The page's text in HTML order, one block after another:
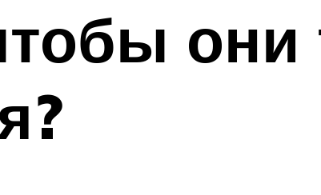
они